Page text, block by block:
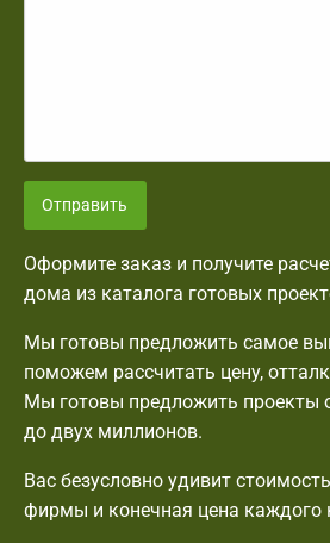
Отправить
Оформите заказ и получите
дома из каталога готовых
Мы готовы предложить самое
поможем рассчитать цену,
Мы готовы предложить проекты
до двух миллионов.
Вас безусловно удивит
фирмы и конечная цена каждого